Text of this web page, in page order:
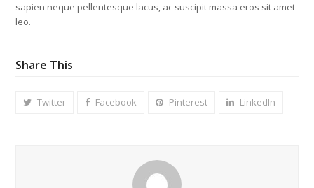
sapien neque pellentesque lacus, ac suscipit massa eros sit amet
leo.
Share This
Twitter Facebook Pinterest LinkedIn